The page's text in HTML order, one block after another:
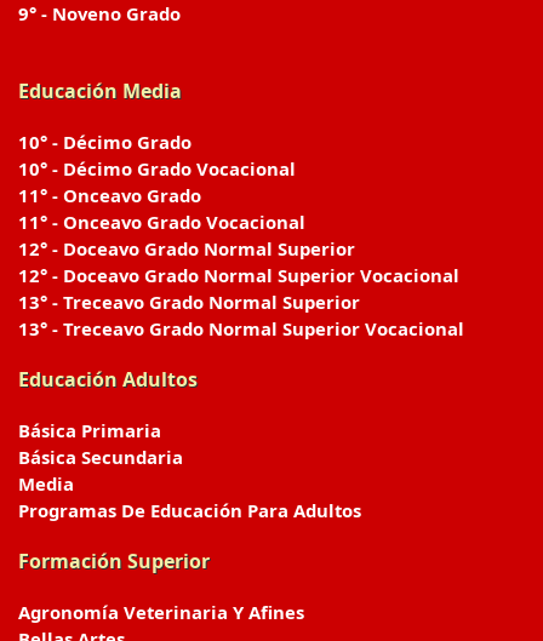
9° - Noveno Grado
Educación Media
10° - Décimo Grado
10° - Décimo Grado Vocacional
11° - Onceavo Grado
11° - Onceavo Grado Vocacional
12° - Doceavo Grado Normal Superior
12° - Doceavo Grado Normal Superior Vocacional
13° - Treceavo Grado Normal Superior
13° - Treceavo Grado Normal Superior Vocacional
Educación Adultos
Básica Primaria
Básica Secundaria
Media
Programas De Educación Para Adultos
Formación Superior
Agronomía Veterinaria Y Afines